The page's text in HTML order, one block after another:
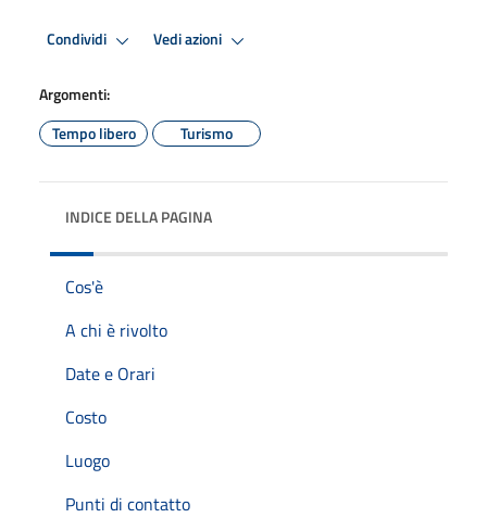
Condividi Vedi azioni
Argomenti:
Tempo libero
Turismo
INDICE DELLA PAGINA
Cos'è
A chi è rivolto
Date e Orari
Costo
Luogo
Punti di contatto